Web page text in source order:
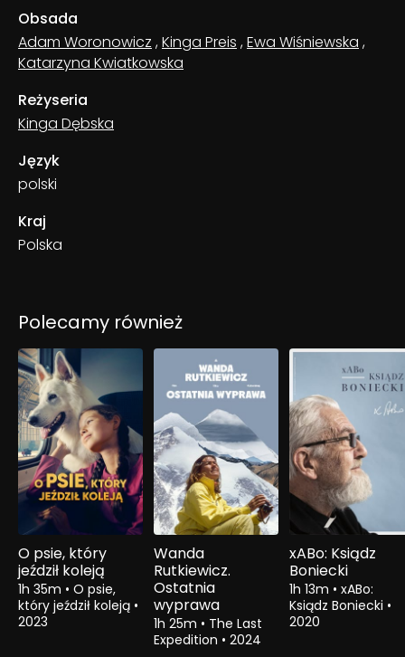
Obsada
Adam Woronowicz ,Kinga Preis ,Ewa Wiśniewska ,
Katarzyna Kwiatkowska
Reżyseria
Kinga Dębska
Język
polski
Kraj
Polska
Polecamy również
O psie, który
jeździł koleją
1h 35m • O psie,
który jeździł koleją •
2023
Wanda
Rutkiewicz.
Ostatnia
wyprawa
1h 25m • The Last
Expedition • 2024
xABo: Ksiądz
Boniecki
1h 13m • xABo:
Ksiądz Boniecki •
2020